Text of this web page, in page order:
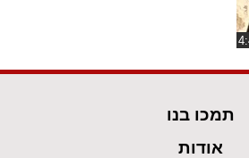
ניגודיות צבעים
ניגודיות כהה
תמכו בנו
אודות